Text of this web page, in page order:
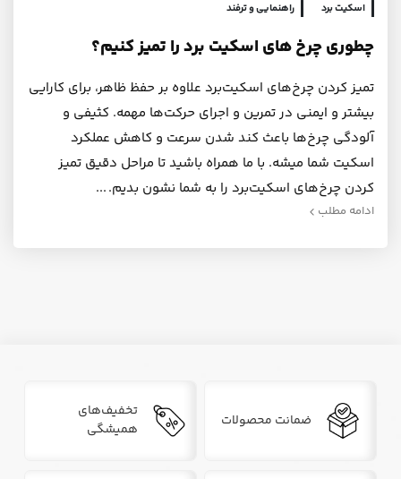
اسکیت برد راهنمایی و ترفند
چطوری چرخ های اسکیت برد را تمیز کنیم؟
تمیز کردن چرخ‌های اسکیت‌برد علاوه بر حفظ ظاهر، برای کارایی
بیشتر و ایمنی در تمرین و اجرای حرکت‌ها مهمه. کثیفی و
آلودگی‌ چرخ‌ها باعث کند شدن سرعت و کاهش عملکرد
اسکیت شما میشه. با ما همراه باشید تا مراحل دقیق تمیز
کردن چرخ‌های اسکیت‌برد را به شما نشون بدیم.
ادامه مطلب
ضمانت محصولات
تخفیف‌های
همیشگی